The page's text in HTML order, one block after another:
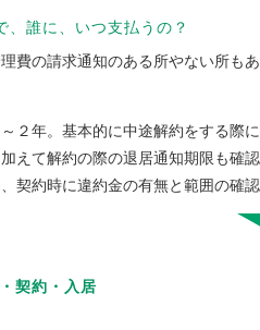
、誰に、いつ支払うの？
費の請求通知のある所やない所も
２年。基本的に中途解約をする際
えて解約の際の退居通知期限も確
契約時に違約金の有無と範囲の確認
契約・入居